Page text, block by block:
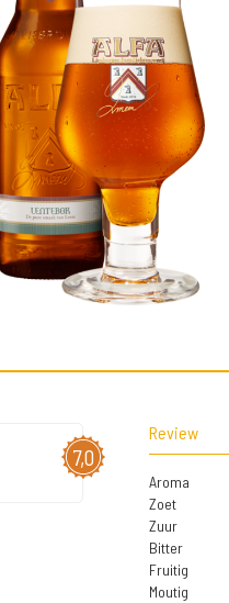
7,0
Review
Aroma
Zoet
Zuur
Bitter
Fruitig
Moutig